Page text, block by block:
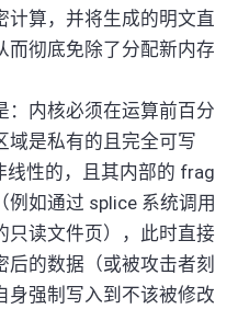
计算，并将生成的明文直
而彻底免除了分配新内存
：内核必须在运算前百分
域是私有的且完全可写
性的，且其内部的 frag
如通过 splice 系统调用
只读文件页），此时直接
的数据（或被攻击者刻
身强制写入到不该被修改